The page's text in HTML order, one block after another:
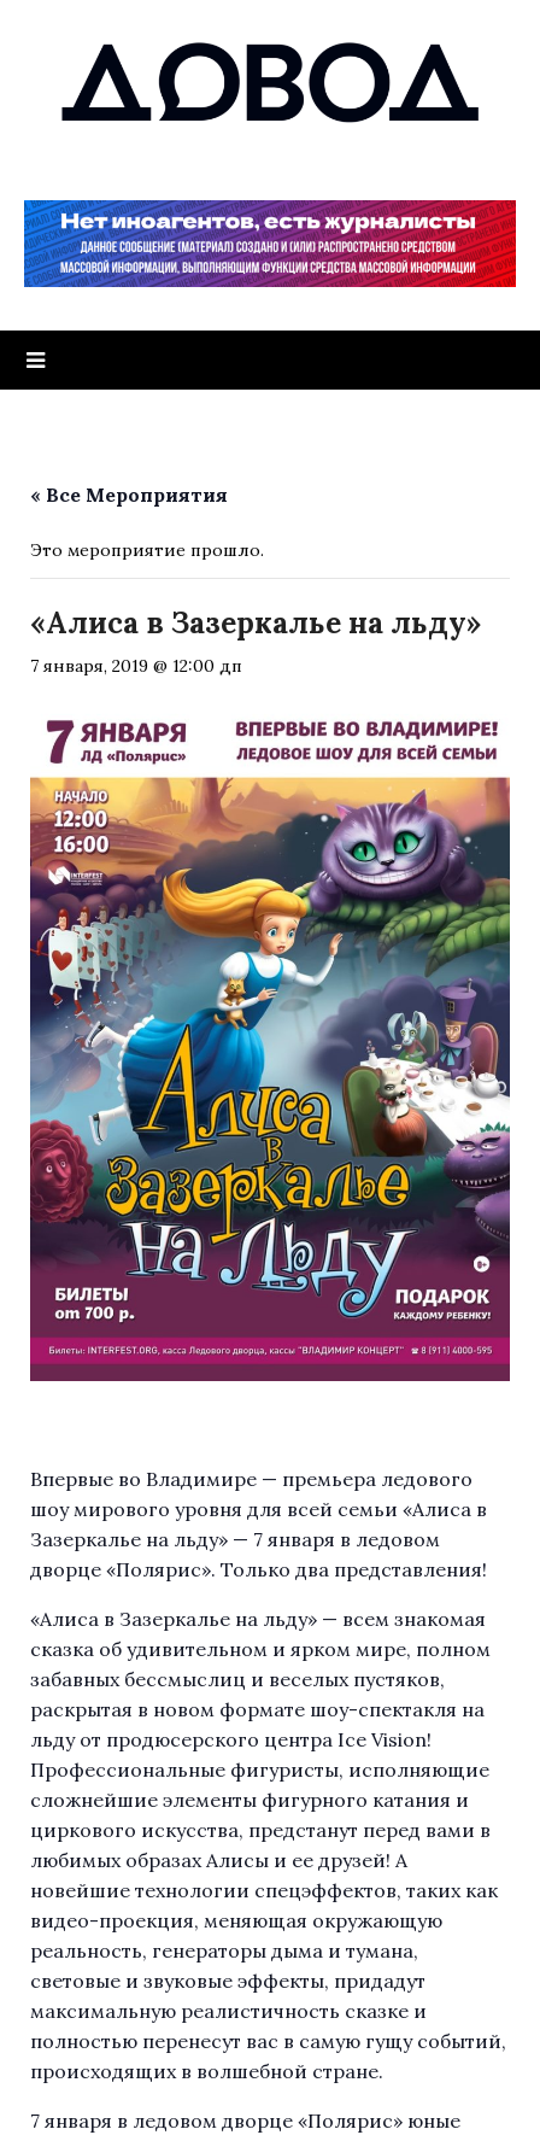
« Все Мероприятия
Это мероприятие прошло.
«Алиса в Зазеркалье на льду»
7 января, 2019 @ 12:00 дп
Впервые во Владимире — премьера ледового
шоу мирового уровня для всей семьи «Алиса в
Зазеркалье на льду» — 7 января в ледовом
дворце «Полярис». Только два представления!
«Алиса в Зазеркалье на льду» — всем знакомая
сказка об удивительном и ярком мире, полном
забавных бессмыслиц и веселых пустяков,
раскрытая в новом формате шоу-спектакля на
льду от продюсерского центра Ice Vision!
Профессиональные фигуристы, исполняющие
сложнейшие элементы фигурного катания и
циркового искусства, предстанут перед вами в
любимых образах Алисы и ее друзей! А
новейшие технологии спецэффектов, таких как
видео-проекция, меняющая окружающую
реальность, генераторы дыма и тумана,
световые и звуковые эффекты, придадут
максимальную реалистичность сказке и
полностью перенесут вас в самую гущу событий,
происходящих в волшебной стране.
7 января в ледовом дворце «Полярис» юные